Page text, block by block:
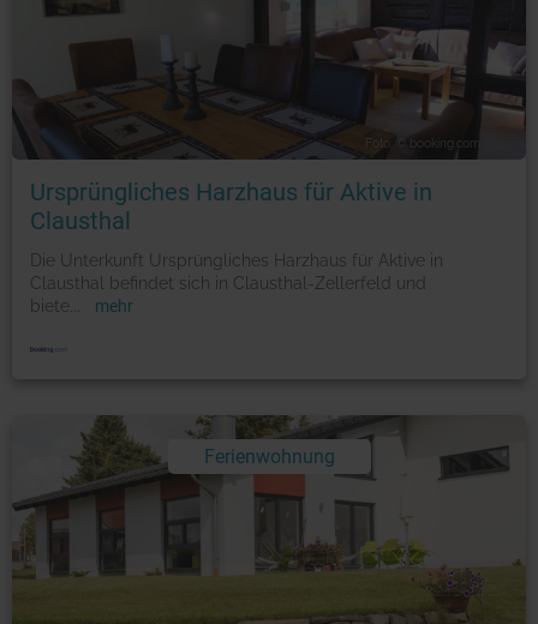
Foto: © booking.com
Ursprüngliches Harzhaus für Aktive in
Clausthal
Die Unterkunft Ursprüngliches Harzhaus für Aktive in
Clausthal befindet sich in Clausthal-Zellerfeld und
biete
mehr
Ferienwohnung